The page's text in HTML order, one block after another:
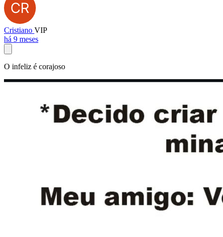
Cristiano VIP
há 9 meses
O infeliz é corajoso